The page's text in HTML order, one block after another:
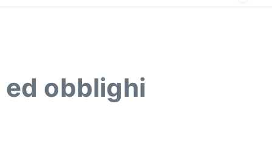
obblighi